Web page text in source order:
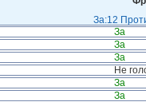
За:12
За
За
За
Не
За
За